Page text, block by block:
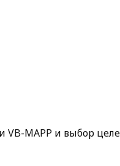
MAPP и выбор